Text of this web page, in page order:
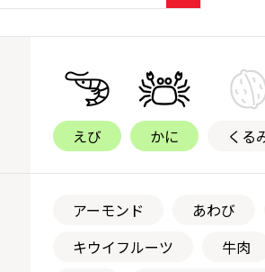
えび
かに くる
アーモンド あわび
キウイフルーツ
牛肉